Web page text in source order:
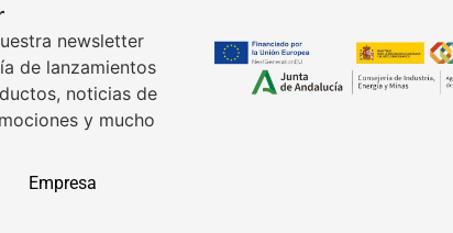
newsletter
de lanzamientos
noticias de
y mucho
Empresa